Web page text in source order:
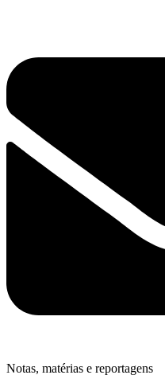
Notas, matérias e reportagens